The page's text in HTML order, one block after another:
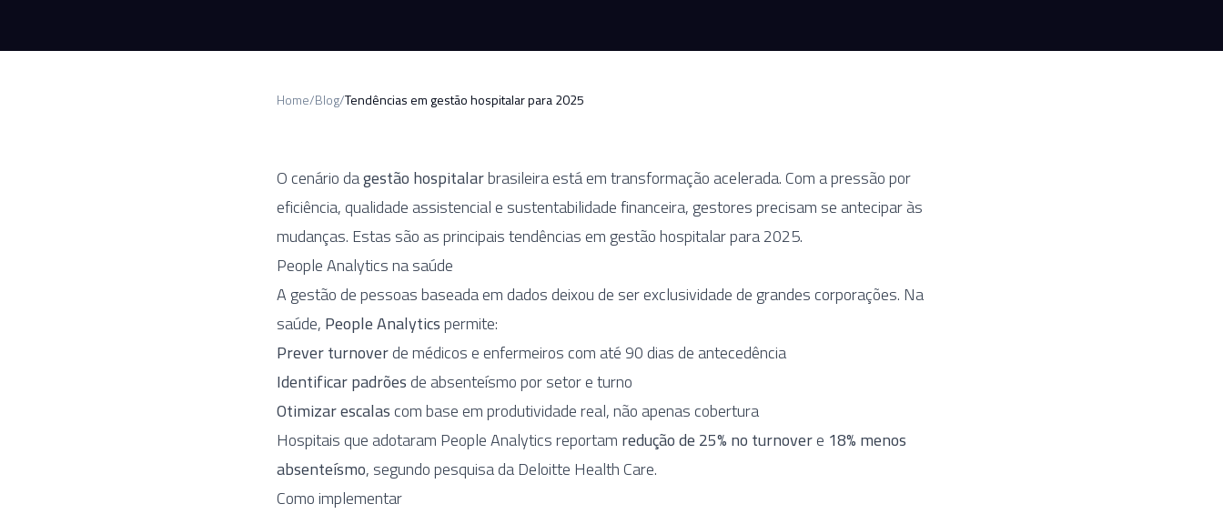
Home/Blog/Tendências em gestão hospitalar para 2025
O cenário dagestão hospitalarbrasileira está em transformação acelerada. Com a pressão por
eficiência, qualidade assistencial e sustentabilidade financeira, gestores precisam se antecipar às
mudanças. Estas são as principais tendências em gestão hospitalar para 2025.
People Analytics na saúde
A gestão de pessoas baseada em dados deixou de ser exclusividade de grandes corporações. Na
saúde, People Analyticspermite:
Prever turnoverde médicos e enfermeiros com até 90 dias de antecedência
Identificar padrõesde absenteísmo por setor e turno
Otimizar escalascom base em produtividade real, não apenas cobertura
Hospitais que adotaram People Analytics reportam redução de 25% no turnovere 18% menos
absenteísmo, segundo pesquisa da Deloitte Health Care.
Como implementar